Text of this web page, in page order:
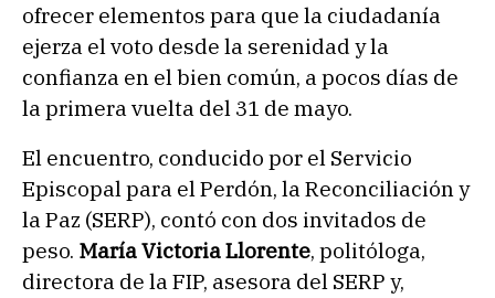
ofrecer elementos para que la ciudadanía
ejerza el voto desde la serenidad y la
confianza en el bien común, a pocos días de
la primera vuelta del 31 de mayo.
El encuentro, conducido por el Servicio
Episcopal para el Perdón, la Reconciliación y
la Paz (SERP), contó con dos invitados de
peso. María Victoria Llorente, politóloga,
directora de la FIP, asesora del SERP y,